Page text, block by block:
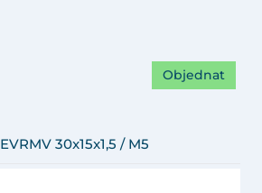
EVRMV 30x15x1,5 / M5
Objednat